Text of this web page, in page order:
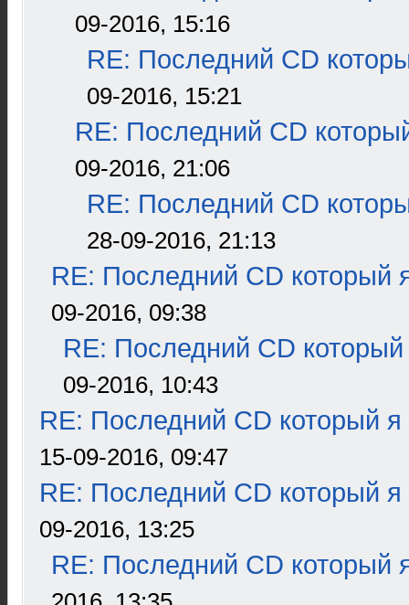
09-2016, 15:16
RE: Последний CD
09-2016, 15:21
RE: Последний CD
09-2016, 21:06
RE: Последний CD
28-09-2016, 21:13
RE: Последний CD который
09-2016, 09:38
RE: Последний CD который
09-2016, 10:43
RE: Последний CD который я
15-09-2016, 09:47
RE: Последний CD который я
09-2016, 13:25
RE: Последний CD который